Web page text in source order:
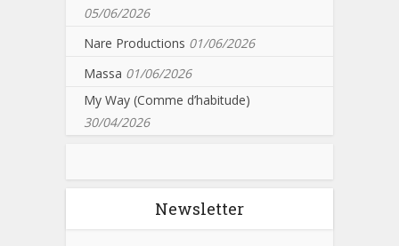
05/06/2026
Nare Productions 01/06/2026
Massa 01/06/2026
My Way (Comme d’habitude)
30/04/2026
Newsletter